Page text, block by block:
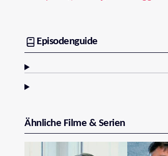
Episodenguide
Ähnliche Filme & Serien